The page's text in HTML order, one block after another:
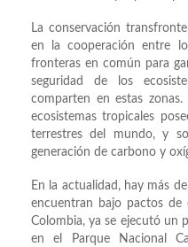
La conservación
en la cooperación entre
fronteras en común para
seguridad de los
comparten en estas
ecosistemas tropicales
terrestres del mundo, y
generación de carbono y
En la actualidad, hay más
encuentran bajo pactos de
Colombia, ya se ejecutó un
en el Parque Nacional